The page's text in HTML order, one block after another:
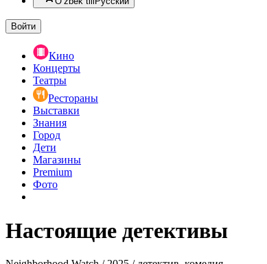
Войти
Кино
Концерты
Театры
Рестораны
Выставки
Знания
Город
Дети
Магазины
Premium
Фото
Настоящие детективы